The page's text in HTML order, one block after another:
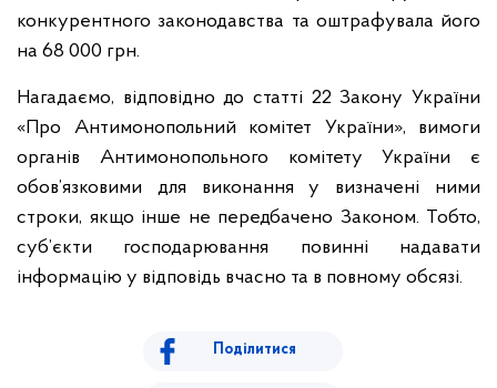
конкурентного законодавства та оштрафувала його
на 68 000 грн.
Нагадаємо, відповідно до статті 22 Закону України
«Про Антимонопольний комітет України», вимоги
органів Антимонопольного комітету України є
обов’язковими для виконання у визначені ними
строки, якщо інше не передбачено Законом. Тобто,
суб’єкти господарювання повинні надавати
інформацію у відповідь вчасно та в повному обсязі.
Поділитися